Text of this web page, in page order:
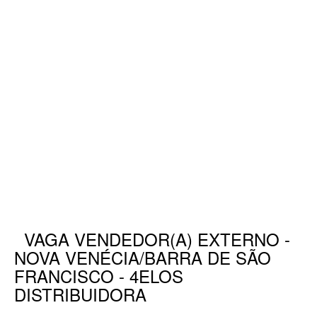
VAGA VENDEDOR(A) EXTERNO -
NOVA VENÉCIA/BARRA DE SÃO
FRANCISCO - 4ELOS
DISTRIBUIDORA